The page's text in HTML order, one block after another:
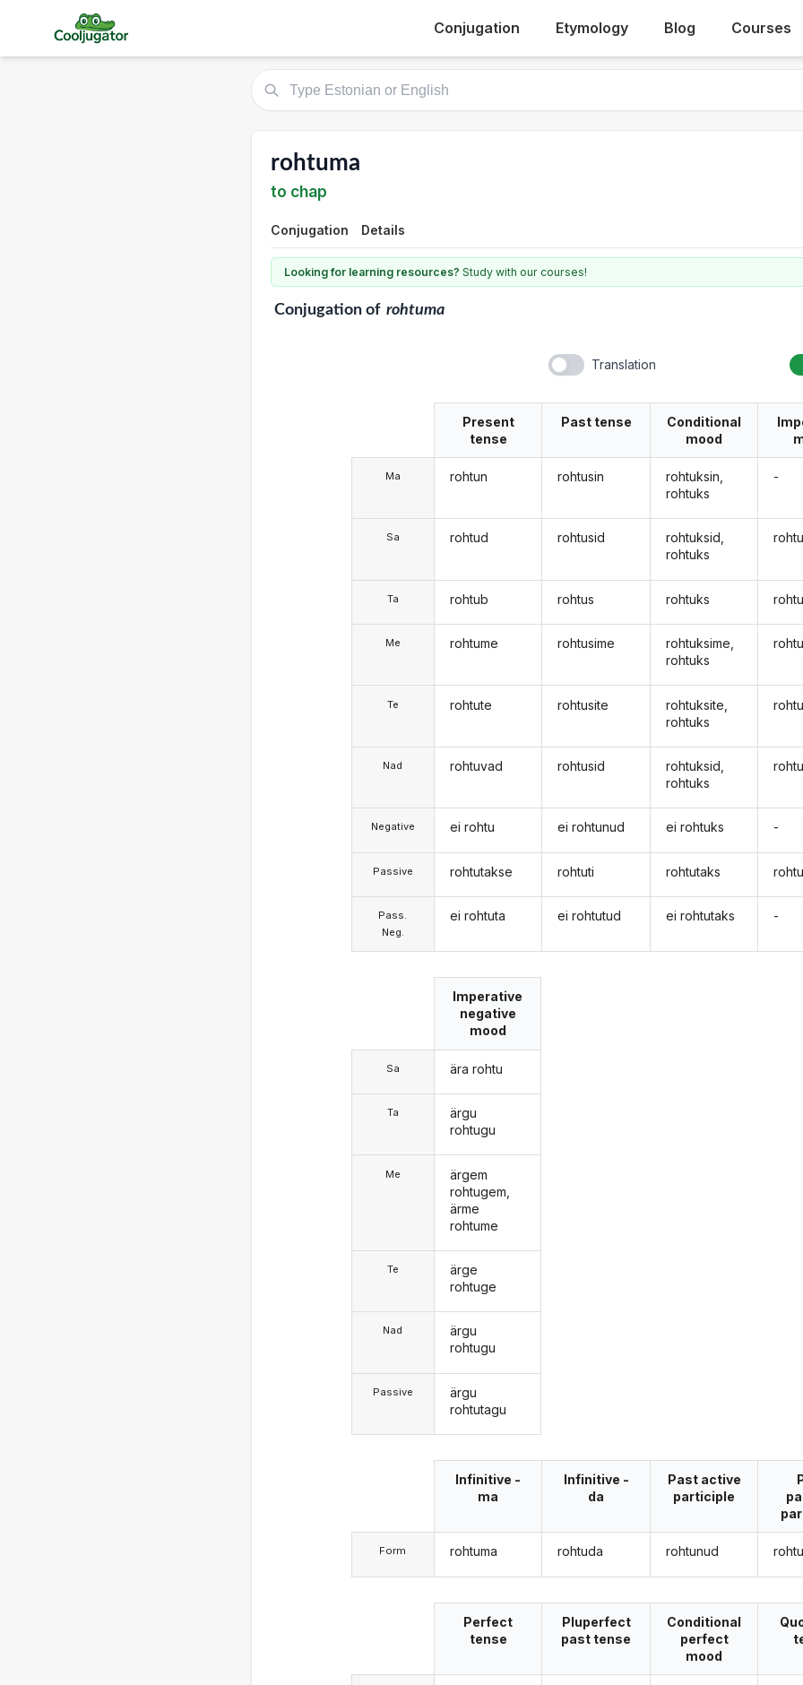
Conjugation Etymology Blog Courses
rohtuma
to chap
Conjugation Details
Looking for learning resources? Study with our courses!
Conjugationof rohtuma
Translation
Ma
Sa
Ta
Me
Te
Nad
Negative
Passive
Pass.
Neg.
Present
tense
rohtun
rohtud
rohtub
rohtume
rohtute
rohtuvad
ei rohtu
rohtutakse
ei rohtuta
Past tense
rohtusin
rohtusid
rohtus
rohtusime
rohtusite
rohtusid
ei rohtunud
rohtuti
ei rohtutud
Conditional
mood
rohtuksin,
rohtuks
rohtuksid,
rohtuks
rohtuks
rohtuksime,
rohtuks
rohtuksite,
rohtuks
rohtuksid,
rohtuks
ei rohtuks
rohtutaks
ei rohtutaks
-
rohtu
-
-
Sa
Ta
Me
Te
Nad
Passive
Imperative
negative
mood
ära rohtu
ärgu
rohtugu
ärgem
rohtugem,
ärme
rohtume
ärge
rohtuge
ärgu
rohtugu
ärgu
rohtutagu
Form
Infinitive -
ma
rohtuma
Infinitive -
da
rohtuda
Past active
participle
rohtunud
Perfect
tense
Pluperfect
past tense
Conditional
perfect
mood